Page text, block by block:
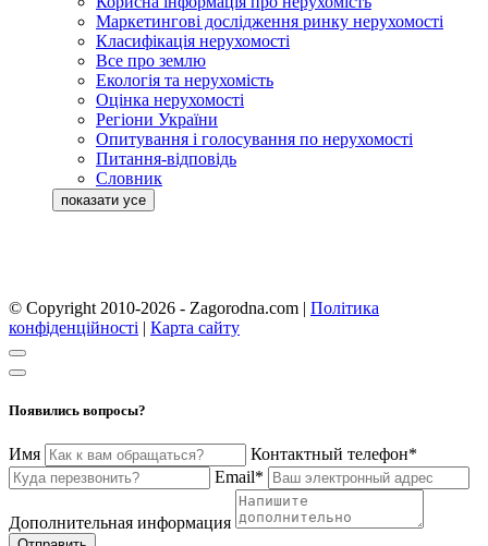
Маркетингові дослідження ринку нерухомості
Класифікація нерухомості
Все про землю
Екологія та нерухомість
Оцінка нерухомості
Регіони України
Опитування і голосування по нерухомості
Питання-відповідь
Словник
© Copyright 2010-2026 - Zagorodna.com | Політика
конфіденційності | Карта сайту
Появились вопросы?
Имя
Контактный телефон*
Email*
Дополнительная информация